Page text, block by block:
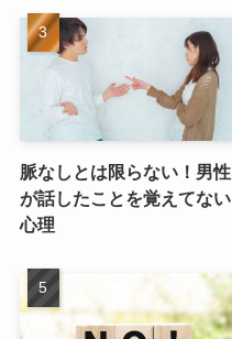
脈なしとは限らない！男性
が話したことを覚えてない
心理